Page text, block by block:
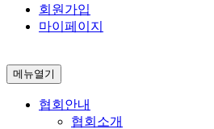
회원가입
마이페이지
메뉴열기
협회안내
협회소개